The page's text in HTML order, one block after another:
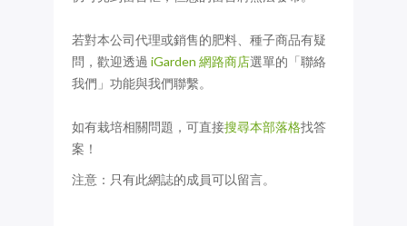
若對本公司代理或銷售的肥料、種子商品有疑
問，歡迎透過 iGarden 網路商店選單的「聯絡
我們」功能與我們聯繫。
如有栽培相關問題，可直接搜尋本部落格找答
案！
注意：只有此網誌的成員可以留言。